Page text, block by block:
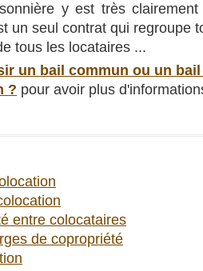
y est très
un seul contrat qui regroupe
tous les locataires ...
un bail commun ou un
? pour avoir plus
entre colocataires
de copropriété